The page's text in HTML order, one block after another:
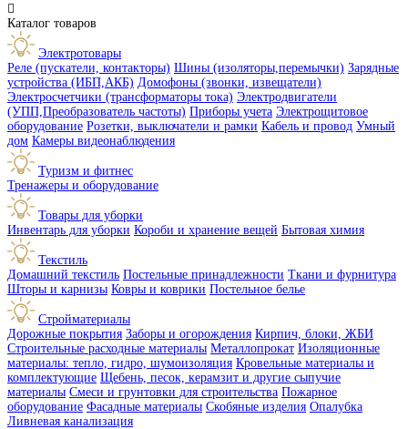

Каталог товаров
Электротовары
Реле (пускатели, контакторы) Шины (изоляторы,перемычки) Зарядные
устройства (ИБП,АКБ) Домофоны (звонки, извещатели)
Электросчетчики (трансформаторы тока) Электродвигатели
(УПП,Преобразователь частоты) Приборы учета Электрощитовое
оборудование Розетки, выключатели и рамки Кабель и провод Умный
дом Камеры видеонаблюдения
Туризм и фитнес
Тренажеры и оборудование
Товары для уборки
Инвентарь для уборки Короби и хранение вещей Бытовая химия
Текстиль
Домашний текстиль Постельные принадлежности Ткани и фурнитура
Шторы и карнизы Ковры и коврики Постельное белье
Стройматериалы
Дорожные покрытия Заборы и огорождения Кирпич, блоки, ЖБИ
Строительные расходные материалы Металлопрокат Изоляционные
материалы: тепло, гидро, шумоизоляция Кровельные материалы и
комплектующие Щебень, песок, керамзит и другие сыпучие
материалы Смеси и грунтовки для строительства Пожарное
оборудование Фасадные материалы Скобяные изделия Опалубка
Ливневая канализация